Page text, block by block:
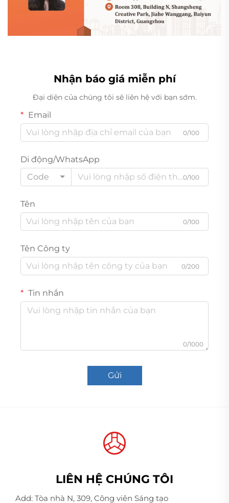
Nhận báo giá miễn phí
Đại diện của chúng tôi sẽ liên hệ với bạn sớm.
Email
0/100
Di động/WhatsApp
Code
0/100
Tên
0/100
Tên Công ty
0/200
Tin nhắn
0/1000
Gửi
LIÊN HỆ CHÚNG TÔI
Add: Tòa nhà N, 309, Công viên Sáng tạo